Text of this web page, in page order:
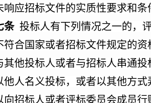
响应招标文件的实质性要求和条
条 投标人有下列情况之一的，
符合国家或者招标文件规定的
其他投标人或者与招标人串通投
他人名义投标，或者以其他方
向招标人或者评标委员会成员